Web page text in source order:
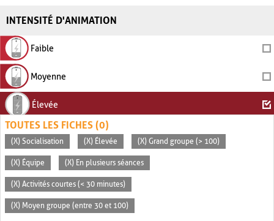
INTENSITÉ D'ANIMATION
Faible
Moyenne
Élevée
TOUTES LES FICHES (0)
(X) Socialisation (X) Élevée (X) Grand groupe (> 100)
(X) Équipe (X) En plusieurs séances
(X) Activités courtes (< 30 minutes)
(X) Moyen groupe (entre 30 et 100)